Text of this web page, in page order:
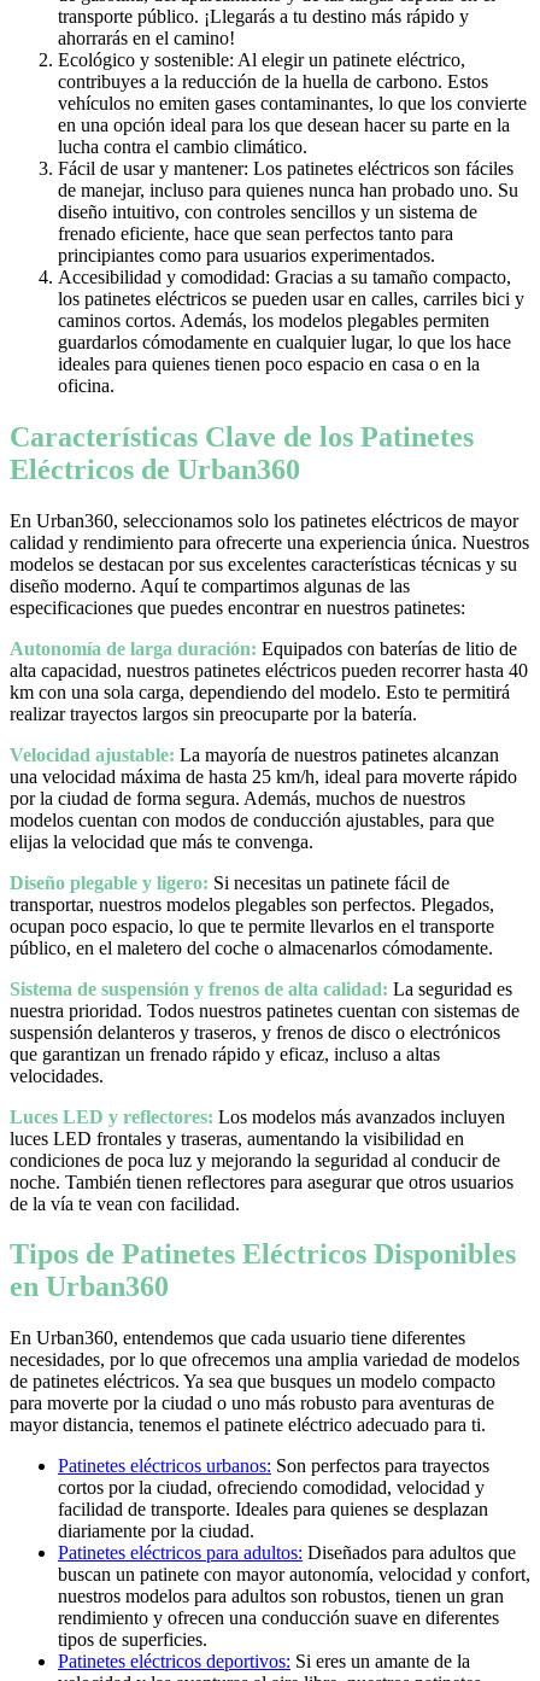
transporte público. ¡Llegarás a tu destino más rápido y
ahorrarás en el camino!
Ecológico y sostenible: Al elegir un patinete eléctrico,
contribuyes a la reducción de la huella de carbono. Estos
vehículos no emiten gases contaminantes, lo que los convierte
en una opción ideal para los que desean hacer su parte en la
lucha contra el cambio climático.
Fácil de usar y mantener: Los patinetes eléctricos son fáciles
de manejar, incluso para quienes nunca han probado uno. Su
diseño intuitivo, con controles sencillos y un sistema de
frenado eficiente, hace que sean perfectos tanto para
principiantes como para usuarios experimentados.
Accesibilidad y comodidad: Gracias a su tamaño compacto,
los patinetes eléctricos se pueden usar en calles, carriles bici y
caminos cortos. Además, los modelos plegables permiten
guardarlos cómodamente en cualquier lugar, lo que los hace
ideales para quienes tienen poco espacio en casa o en la
oficina.
Características Clave de los Patinetes
Eléctricos de Urban360
En Urban360, seleccionamos solo los patinetes eléctricos de mayor
calidad y rendimiento para ofrecerte una experiencia única. Nuestros
modelos se destacan por sus excelentes características técnicas y su
diseño moderno. Aquí te compartimos algunas de las
especificaciones que puedes encontrar en nuestros patinetes:
Autonomía de larga duración: Equipados con baterías de litio de
alta capacidad, nuestros patinetes eléctricos pueden recorrer hasta 40
km con una sola carga, dependiendo del modelo. Esto te permitirá
realizar trayectos largos sin preocuparte por la batería.
Velocidad ajustable: La mayoría de nuestros patinetes alcanzan
una velocidad máxima de hasta 25 km/h, ideal para moverte rápido
por la ciudad de forma segura. Además, muchos de nuestros
modelos cuentan con modos de conducción ajustables, para que
elijas la velocidad que más te convenga.
Diseño plegable y ligero: Si necesitas un patinete fácil de
transportar, nuestros modelos plegables son perfectos. Plegados,
ocupan poco espacio, lo que te permite llevarlos en el transporte
público, en el maletero del coche o almacenarlos cómodamente.
Sistema de suspensión y frenos de alta calidad: La seguridad es
nuestra prioridad. Todos nuestros patinetes cuentan con sistemas de
suspensión delanteros y traseros, y frenos de disco o electrónicos
que garantizan un frenado rápido y eficaz, incluso a altas
velocidades.
Luces LED y reflectores: Los modelos más avanzados incluyen
luces LED frontales y traseras, aumentando la visibilidad en
condiciones de poca luz y mejorando la seguridad al conducir de
noche. También tienen reflectores para asegurar que otros usuarios
de la vía te vean con facilidad.
Tipos de Patinetes Eléctricos Disponibles
en Urban360
En Urban360, entendemos que cada usuario tiene diferentes
necesidades, por lo que ofrecemos una amplia variedad de modelos
de patinetes eléctricos. Ya sea que busques un modelo compacto
para moverte por la ciudad o uno más robusto para aventuras de
mayor distancia, tenemos el patinete eléctrico adecuado para ti.
Patinetes eléctricos urbanos: Son perfectos para trayectos
cortos por la ciudad, ofreciendo comodidad, velocidad y
facilidad de transporte. Ideales para quienes se desplazan
diariamente por la ciudad.
Patinetes eléctricos para adultos: Diseñados para adultos que
buscan un patinete con mayor autonomía, velocidad y confort,
nuestros modelos para adultos son robustos, tienen un gran
rendimiento y ofrecen una conducción suave en diferentes
tipos de superficies.
Patinetes eléctricos deportivos: Si eres un amante de la